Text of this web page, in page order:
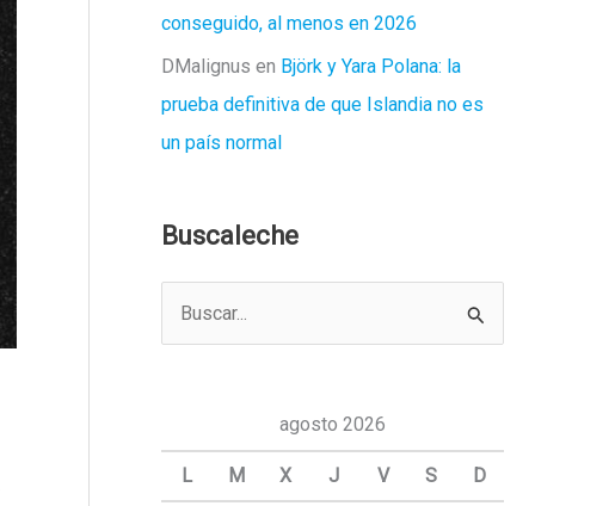
conseguido, al menos en 2026
DMalignus en Björk y Yara Polana: la
prueba definitiva de que Islandia no es
un país normal
Buscaleche
a
agosto 2026
L M X J V S D